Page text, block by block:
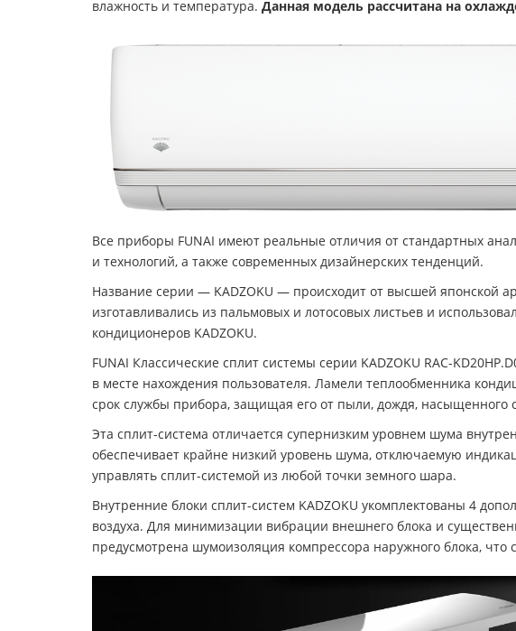
влажность и температура. Данная модель рассчитана на
Все приборы FUNAI имеют реальные отличия от стандартных
и технологий, а также современных дизайнерских тенденций.
Название серии — KADZOKU — происходит от высшей японской
изготавливались из пальмовых и лотосовых листьев и
кондиционеров KADZOKU.
FUNAI Классические сплит системы серии KADZOKU RAC-
в месте нахождения пользователя. Ламели теплообменника
срок службы прибора, защищая его от пыли, дождя, насыщенного
Эта сплит-система отличается супернизким уровнем шума
обеспечивает крайне низкий уровень шума, отключаемую
управлять сплит-системой из любой точки земного шара.
Внутренние блоки сплит-систем KADZOKU укомплектованы 4
воздуха. Для минимизации вибрации внешнего блока и
предусмотрена шумоизоляция компрессора наружного блока,